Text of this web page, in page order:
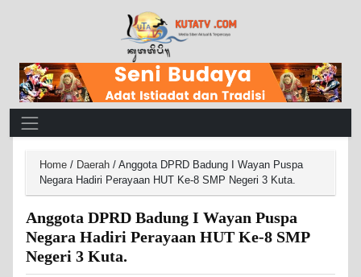
Main Navigation
Home / Daerah / Anggota DPRD Badung I Wayan Puspa
Negara Hadiri Perayaan HUT Ke-8 SMP Negeri 3 Kuta.
Anggota DPRD Badung I Wayan Puspa
Negara Hadiri Perayaan HUT Ke-8 SMP
Negeri 3 Kuta.